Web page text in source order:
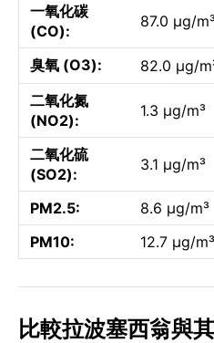
一氧化碳
(CO):
87.0 µg/
臭氧 (O3):
82.0 µg/
二氧化氮
(NO2):
1.3 µg/m³
二氧化硫
(SO2):
3.1 µg/m³
PM2.5:
8.6 µg/m³
PM10:
12.7 µg/m³
比較拉波塞西翁與